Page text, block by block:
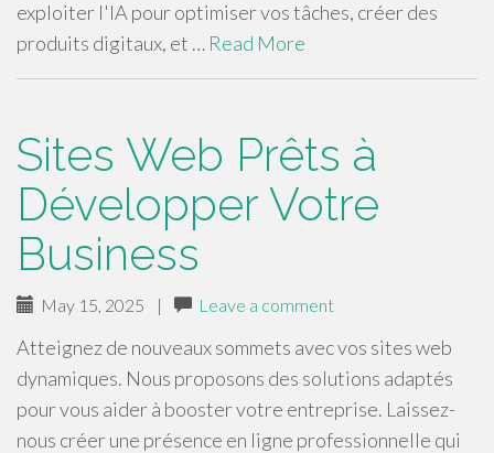
exploiter l'IA pour optimiser vos tâches, créer des
produits digitaux, et … Read More
Sites Web Prêts à
Développer Votre
Business
May 15, 2025 | Leave a comment
Atteignez de nouveaux sommets avec vos sites web
dynamiques. Nous proposons des solutions adaptés
pour vous aider à booster votre entreprise. Laissez-
nous créer une présence en ligne professionnelle qui